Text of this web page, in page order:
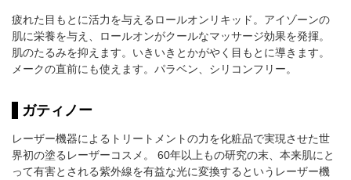
疲れた目もとに活力を与えるロールオンリキッド。アイゾーンの
肌に栄養を与え、ロールオンがクールなマッサージ効果を発揮。
肌のたるみを抑えます。いきいきとかがやく目もとに導きます。
メークの直前にも使えます。パラベン、シリコンフリー。
ガティノー
レーザー機器によるトリートメントの力を化粧品で実現させた世
界初の塗るレーザーコスメ。 60年以上もの研究の末、本来肌にと
って有害とされる紫外線を有益な光に変換するというレーザー機